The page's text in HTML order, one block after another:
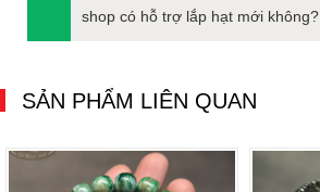
shop có hỗ trợ lắp hạt mới không?
SẢN PHẨM LIÊN QUAN